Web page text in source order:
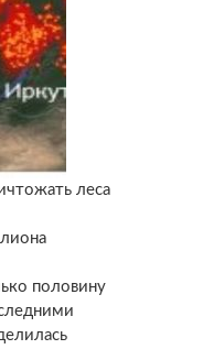
леса
половину